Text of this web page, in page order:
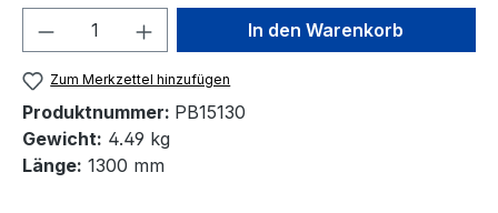
Produkt Anzahl: Gib denIn den Warenkorb
Zum Merkzettel hinzufügen
Produktnummer: PB15130
Gewicht: 4.49 kg
Länge: 1300 mm